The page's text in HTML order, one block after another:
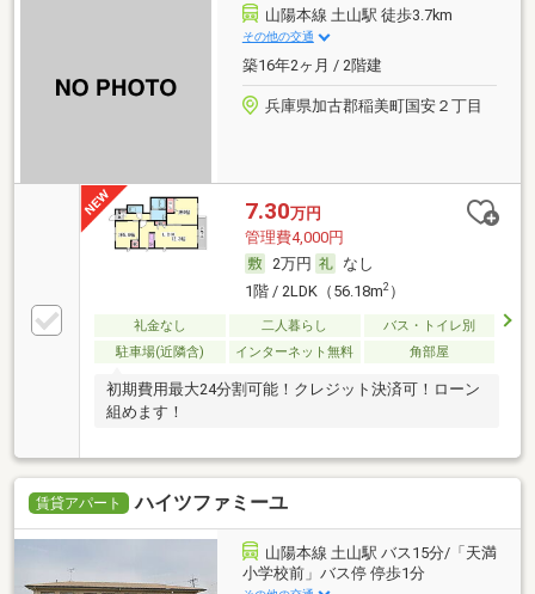
山陽本線 土山駅 徒歩3.7km
その他の交通
築16年2ヶ月 / 2階建
兵庫県加古郡稲美町国安２丁目
7.30万円
管理費4,000円
2万円
なし
1階 / 2LDK（56.18m2）
礼金なし 二人暮らし
バス・トイレ別
駐車場(近隣含)
インターネット無料 角部屋
初期費用最大24分割可能！クレジット決済可！ローン
組めます！
賃貸アパート ハイツファミーユ
山陽本線 土山駅 バス15分/「天満
小学校前」バス停 停歩1分